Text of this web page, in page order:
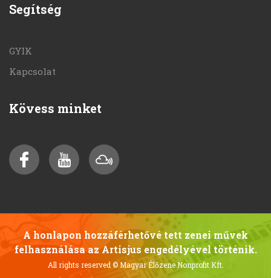
Segítség
GYIK
Kapcsolat
Kövess minket
A honlapon hozzáférhetővé tett zenei művek
felhasználása az Artisjus engedélyével történik.
All rights reserved© Magyar Élőzene Nonprofit Kft.